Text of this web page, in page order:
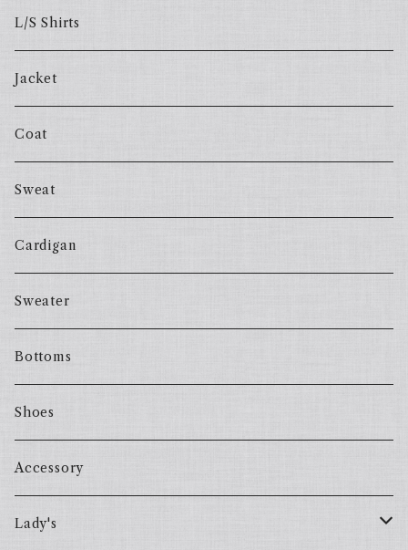
L/S Shirts
Jacket
Coat
Sweat
Cardigan
Sweater
Bottoms
Shoes
Accessory
Lady's